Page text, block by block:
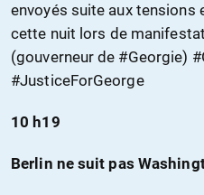
envoyés suite aux tensions
cette nuit lors de
(gouverneur de #Georgie)
#JusticeForGeorge
10 h19
Berlin ne suit pas